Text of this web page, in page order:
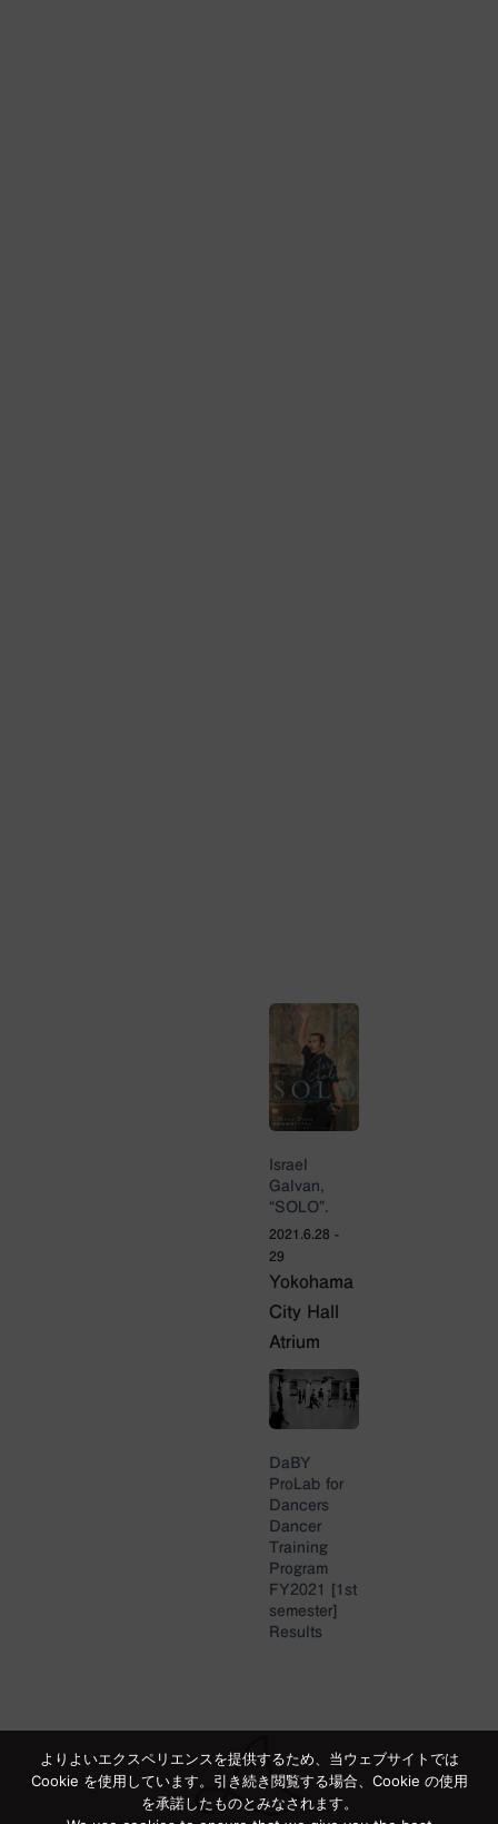
Israel
Galvan,
“SOLO”.
2021.6.28 -
29
Yokohama
City Hall
Atrium
DaBY
ProLab for
Dancers
Dancer
Training
Program
FY2021 [1st
semester]
Results
よりよいエクスペリエンスを提供するため、当ウェブサイトでは
Cookie を使用しています。引き続き閲覧する場合、Cookie の使用
を承諾したものとみなされます。